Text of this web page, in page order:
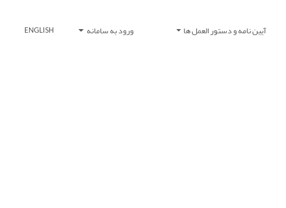
آیین نامه و دستور العمل ها ورود به سامانه ENGLISH